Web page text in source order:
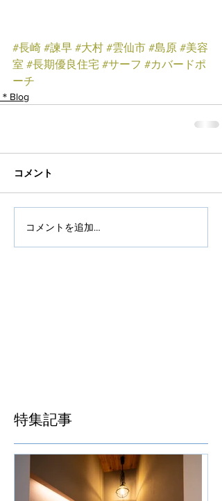
#長崎 #諫早 #大村 #雲仙市 #島原 #美容
室 #長期優良住宅 #サーフ #カバードポ
ーチ
＊Blog
コメント
コメントを追加…
特集記事